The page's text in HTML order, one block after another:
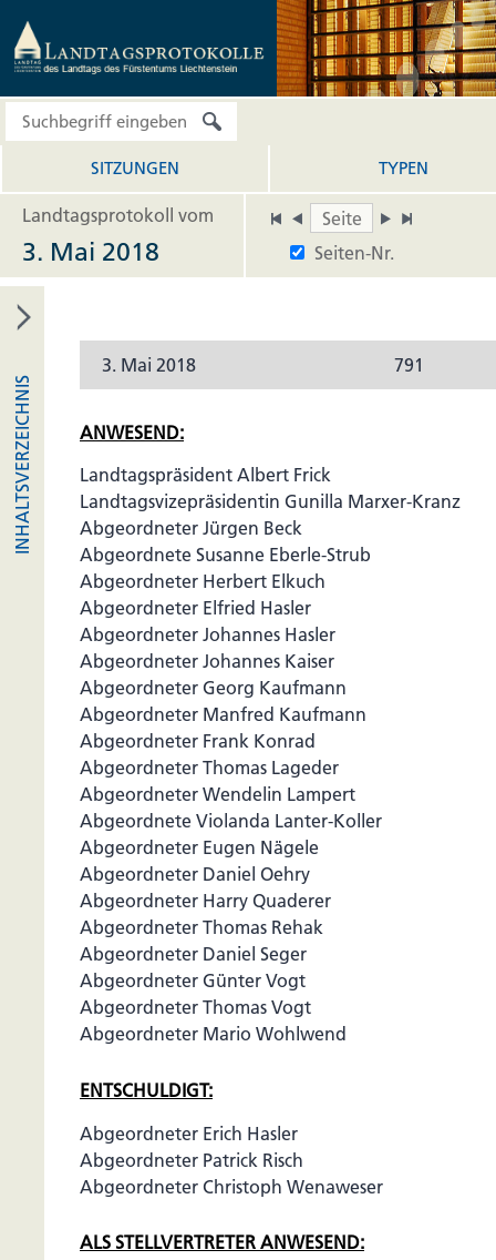
SITZUNGEN TYPEN
Landtagsprotokoll vom
Seiten-Nr.
3. Mai 2018
INHALTSVERZEICHNIS
3. Mai 2018 791
ANWESEND:
Landtagspräsident Albert Frick
Landtagsvizepräsidentin Gunilla Marxer-Kranz
Abgeordneter Jürgen Beck
Abgeordnete Susanne Eberle-Strub
Abgeordneter Herbert Elkuch
Abgeordneter Elfried Hasler
Abgeordneter Johannes Hasler
Abgeordneter Johannes Kaiser
Abgeordneter Georg Kaufmann
Abgeordneter Manfred Kaufmann
Abgeordneter Frank Konrad
Abgeordneter Thomas Lageder
Abgeordneter Wendelin Lampert
Abgeordnete Violanda Lanter-Koller
Abgeordneter Eugen Nägele
Abgeordneter Daniel Oehry
Abgeordneter Harry Quaderer
Abgeordneter Thomas Rehak
Abgeordneter Daniel Seger
Abgeordneter Günter Vogt
Abgeordneter Thomas Vogt
Abgeordneter Mario Wohlwend
ENTSCHULDIGT:
Abgeordneter Erich Hasler
Abgeordneter Patrick Risch
Abgeordneter Christoph Wenaweser
ALS STELLVERTRETER ANWESEND: